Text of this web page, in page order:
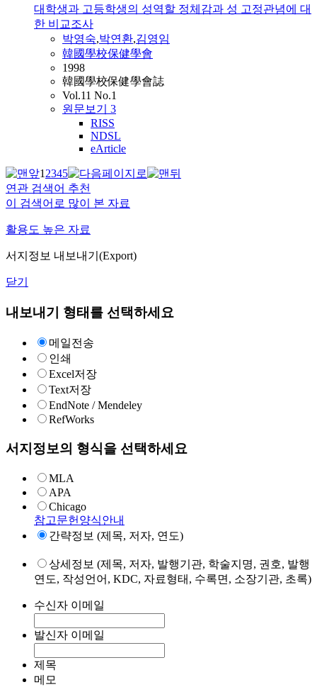
대학생과 고등학생의 성역할 정체감과 성 고정관념에 대
한 비교조사
박영숙,박연환,김영임
韓國學校保健學會
1998
韓國學校保健學會誌
Vol.11 No.1
원문보기 3
RISS
NDSL
eArticle
12345
연관 검색어 추천
이 검색어로 많이 본 자료
활용도 높은 자료
서지정보 내보내기(Export)
닫기
내보내기 형태를 선택하세요
메일전송
인쇄
Excel저장
Text저장
EndNote / Mendeley
RefWorks
서지정보의 형식을 선택하세요
MLA
APA
Chicago
참고문헌양식안내
간략정보 (제목, 저자, 연도)
상세정보 (제목, 저자, 발행기관, 학술지명, 권호, 발행
연도, 작성언어, KDC, 자료형태, 수록면, 소장기관, 초록)
수신자 이메일
발신자 이메일
제목
메모